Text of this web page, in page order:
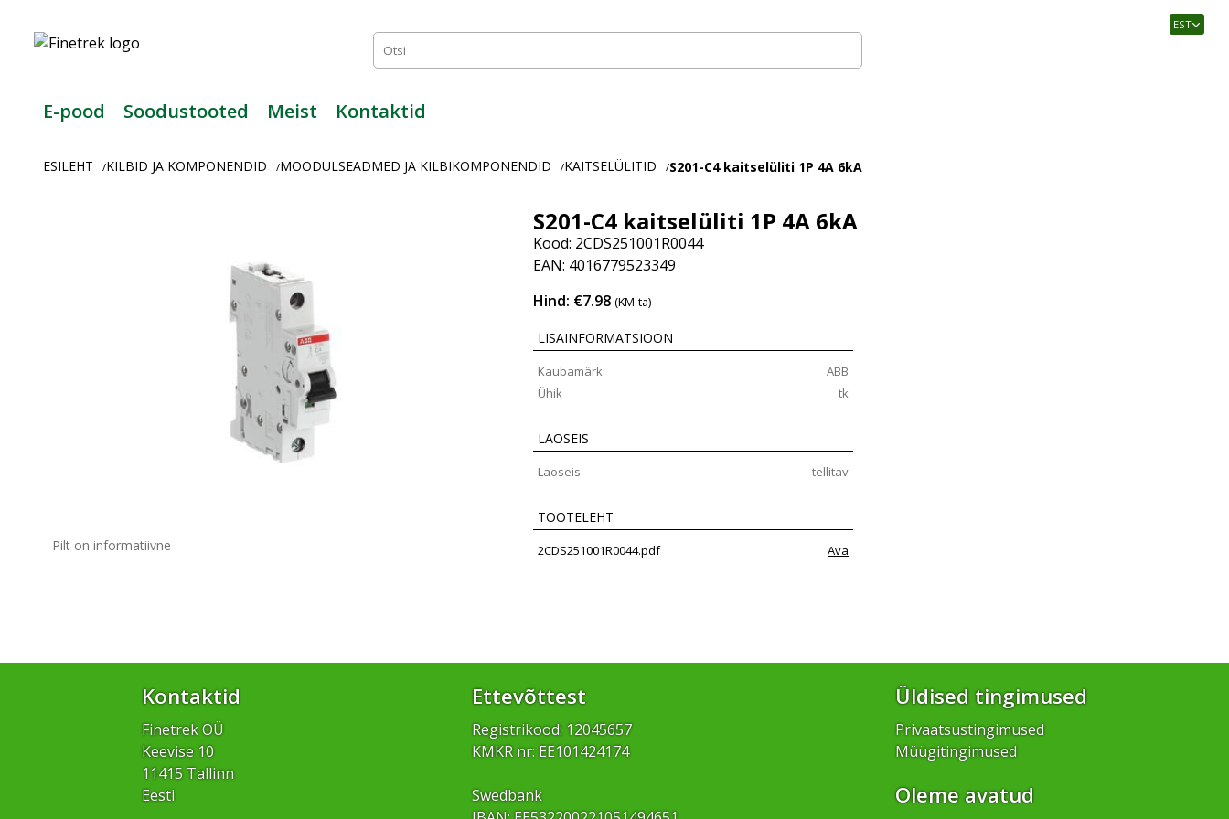
Usaldusväärne
tööstusautomaatika
EST
E-pood Soodustooted Meist Kontaktid
ESILEHT /KILBID JA KOMPONENDID /MOODULSEADMED JA KILBIKOMPONENDID /KAITSELÜLITID /S201-C4 kaitselüliti 1P 4A 6kA
Pilt on informatiivne
S201-C4 kaitselüliti 1P 4A 6kA
Kood: 2CDS251001R0044
EAN: 4016779523349
Hind: €7.98(KM-ta)
LISAINFORMATSIOON
Kaubamärk
ABB
Ühik
tk
LAOSEIS
Laoseis tellitav
TOOTELEHT
2CDS251001R0044.pdf Ava
Kontaktid
Finetrek OÜ
Keevise 10
11415 Tallinn
Eesti
Ettevõttest
Registrikood: 12045657
KMKR nr: EE101424174
Swedbank
Üldised tingimused
Privaatsustingimused
Müügitingimused
Oleme avatud